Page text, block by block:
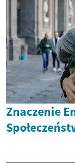
Znaczenie